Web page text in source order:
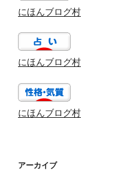
にほんブログ村
にほんブログ村
にほんブログ村
アーカイブ